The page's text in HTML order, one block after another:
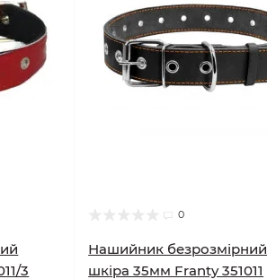
3
0
Нашийник безрозмірний
шкіра 35мм Franty 351011